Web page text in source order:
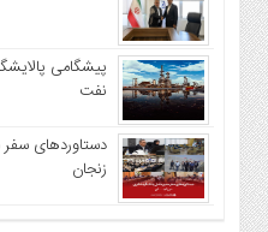
پیشگامی
نفت
دستاوردهای
زنجان